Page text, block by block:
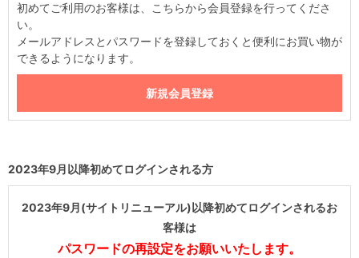
初めてご利用のお客様は、こちらから会員登録を行ってくださ
い。
メールアドレスとパスワードを登録しておくと便利にお買い物が
できるようになります。
2023年9月以降初めてログインされる方
2023年9月(サイトリニューアル)以降初めてログインされるお
客様は
パスワードの再設定をお願いいたします。